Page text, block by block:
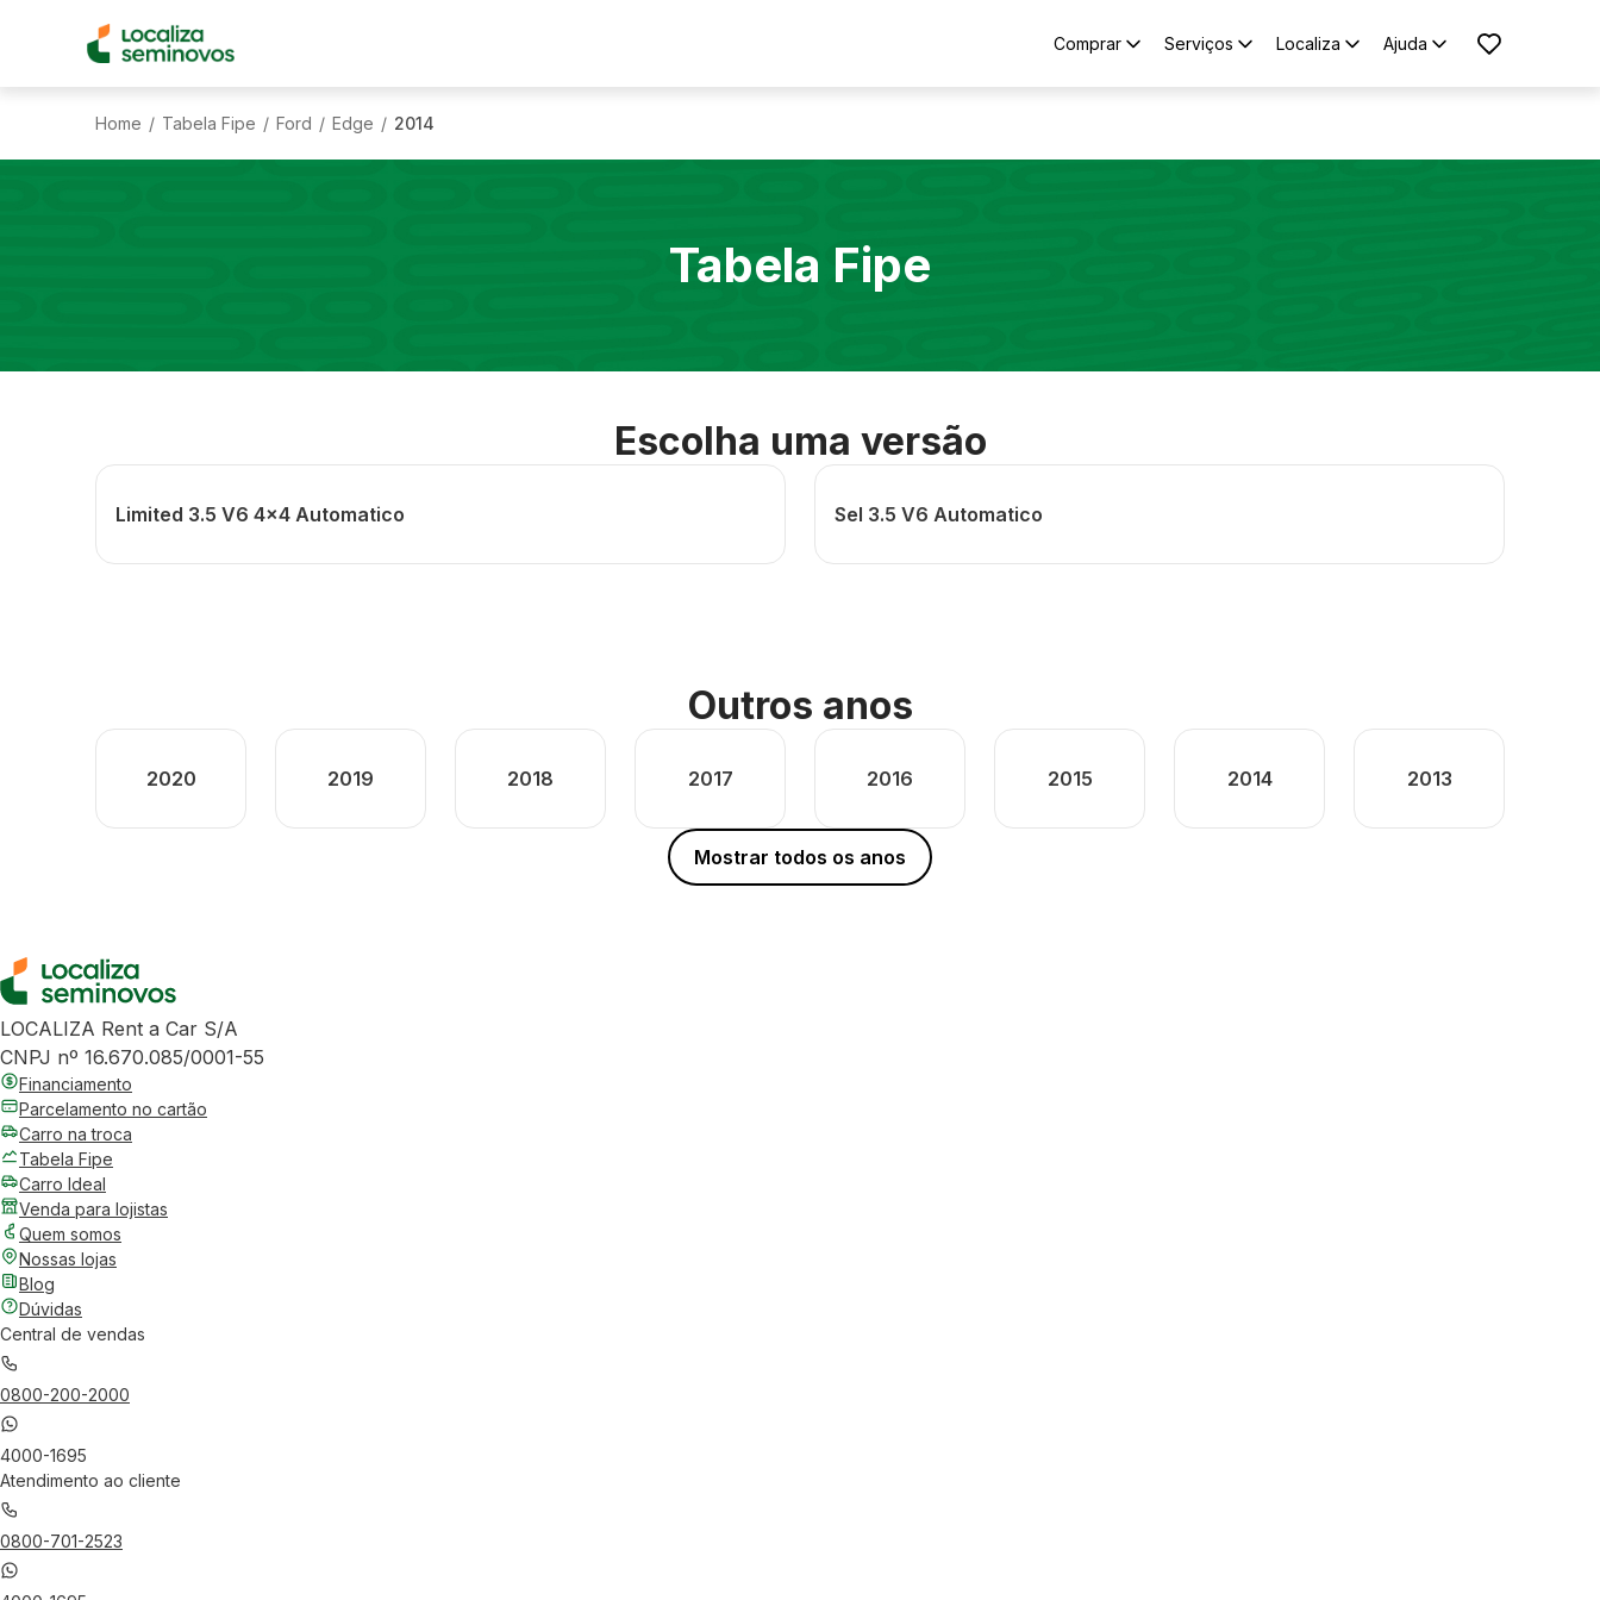
Comprar Serviços Localiza Ajuda
Home / Tabela Fipe / Ford / Edge / 2014
Tabela Fipe
Escolha uma versão
Limited 3.5 V6 4x4 Automatico Sel 3.5 V6 Automatico
Outros anos
2020 2019 2018 2017 2016 2015 2014 2013
Mostrar todos os anos
LOCALIZA Rent a Car S/A
CNPJ nº 16.670.085/0001-55
Financiamento
Parcelamento no cartão
Carro na troca
Tabela Fipe
Carro Ideal
Venda para lojistas
Quem somos
Nossas lojas
Blog
Dúvidas
Central de vendas
0800-200-2000
4000-1695
Atendimento ao cliente
0800-701-2523